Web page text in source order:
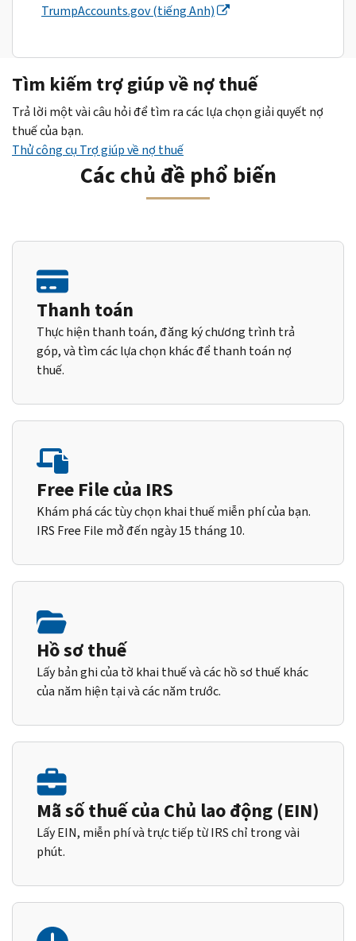
TrumpAccounts.gov (tiếng Anh)
Tìm kiếm trợ giúp về nợ thuế
Trả lời một vài câu hỏi để tìm ra các lựa chọn giải quyết nợ
thuế của bạn.
Thử công cụ Trợ giúp về nợ thuế
Các chủ đề phổ biến
Thanh toán
Thực hiện thanh toán, đăng ký chương trình trả
góp, và tìm các lựa chọn khác để thanh toán nợ
thuế.
Free File của IRS
Khám phá các tùy chọn khai thuế miễn phí của bạn.
IRS Free File mở đến ngày 15 tháng 10.
Hồ sơ thuế
Lấy bản ghi của tờ khai thuế và các hồ sơ thuế khác
của năm hiện tại và các năm trước.
Mã số thuế của Chủ lao động (EIN)
Lấy EIN, miễn phí và trực tiếp từ IRS chỉ trong vài
phút.